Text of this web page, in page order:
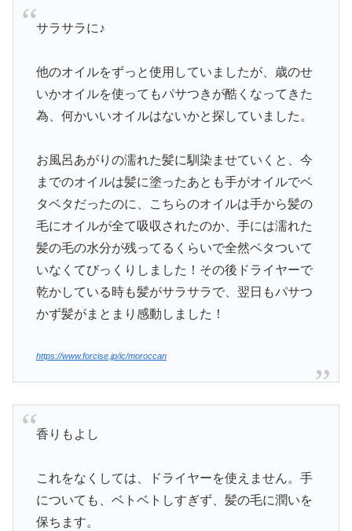
サラサラに♪
他のオイルをずっと使用していましたが、歳のせ
いかオイルを使ってもパサつきが酷くなってきた
為、何かいいオイルはないかと探していました。
お風呂あがりの濡れた髪に馴染ませていくと、今
までのオイルは髪に塗ったあとも手がオイルでベ
タベタだったのに、こちらのオイルは手から髪の
毛にオイルが全て吸収されたのか、手には濡れた
髪の毛の水分が残ってるくらいで全然ベタついて
いなくてびっくりしました！その後ドライヤーで
乾かしている時も髪がサラサラで、翌日もパサつ
かず髪がまとまり感動しました！
https://www.forcise.jp/ic/moroccan
香りもよし
これをなくしては、ドライヤーを使えません。手
についても、ベトベトしすぎず、髪の毛に潤いを
保ちます。